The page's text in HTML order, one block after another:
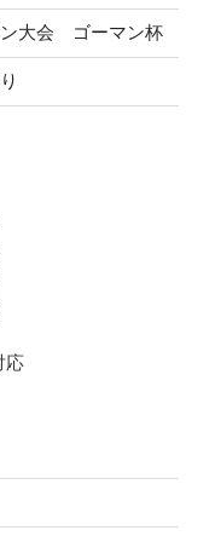
ン大会 ゴーマン杯
応